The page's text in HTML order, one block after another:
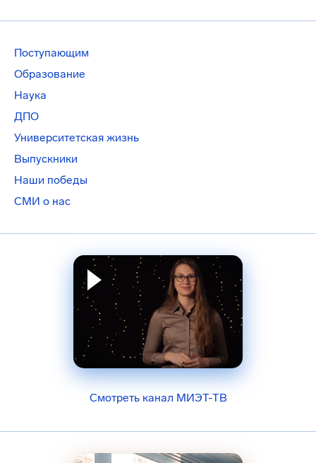
Поступающим
Образование
Наука
ДПО
Университетская жизнь
Выпускники
Наши победы
СМИ о нас
Смотреть канал МИЭТ-ТВ